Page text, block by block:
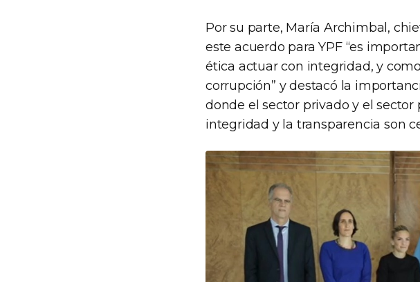
Por su parte, María Archimbal,
este acuerdo para YPF “es
ética actuar con integridad, y
corrupción” y destacó la
donde el sector privado y el
integridad y la transparencia son